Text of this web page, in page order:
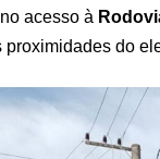
acesso à
proximidades do